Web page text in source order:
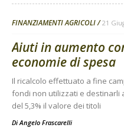
FINANZIAMENTI AGRICOLI 21
Aiuti in aumento
economie di spesa
Il ricalcolo effettuato a fine
fondi non utilizzati e destinarli
del 5,3% il valore dei titoli
Di Angelo Frascarelli